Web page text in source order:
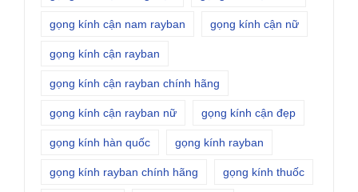
gọng kính cận nam rayban gọng kính cận nữ
gọng kính cận rayban
gọng kính cận rayban chính hãng
gọng kính cận rayban nữ gọng kính cận đẹp
gọng kính hàn quốc gọng kính rayban
gọng kính rayban chính hãng gọng kính thuốc